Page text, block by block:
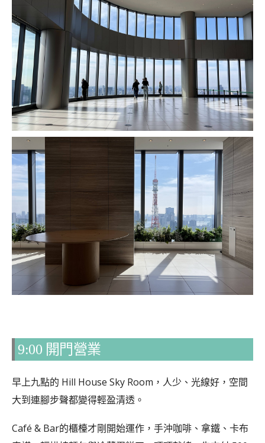
9:00 開門營業
早上九點的 Hill House Sky Room，人少、光線好，空間
大到連腳步聲都變得輕盈清透。
Café & Bar的櫃檯才剛開始運作，手沖咖啡、拿鐵、卡布